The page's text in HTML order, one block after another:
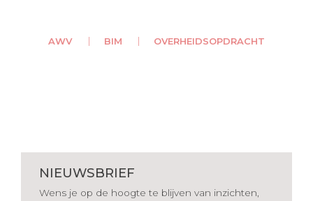
AWV BIM OVERHEIDSOPDRACHT
NIEUWSBRIEF
Wens je op de hoogte te blijven van inzichten,